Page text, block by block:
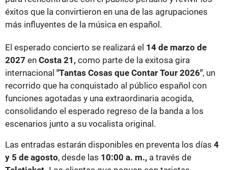
éxitos que la convirtieron en una de las agrupaciones
más influyentes de la música en español.
El esperado concierto se realizará el 14 de marzo de
2027 en Costa 21, como parte de la exitosa gira
internacional "Tantas Cosas que Contar Tour 2026", un
recorrido que ha conquistado al público español con
funciones agotadas y una extraordinaria acogida,
consolidando el esperado regreso de la banda a los
escenarios junto a su vocalista original.
Las entradas estarán disponibles en preventa los días 4
y 5 de agosto, desde las 10:00 a. m., a través de